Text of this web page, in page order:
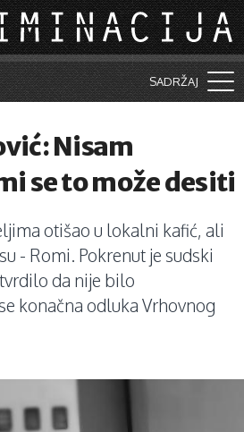
SADRŽAJ
Nisam
se to može desiti
otišao u lokalni kafić, ali
- Romi. Pokrenut je sudski
da nije bilo
konačna odluka Vrhovnog